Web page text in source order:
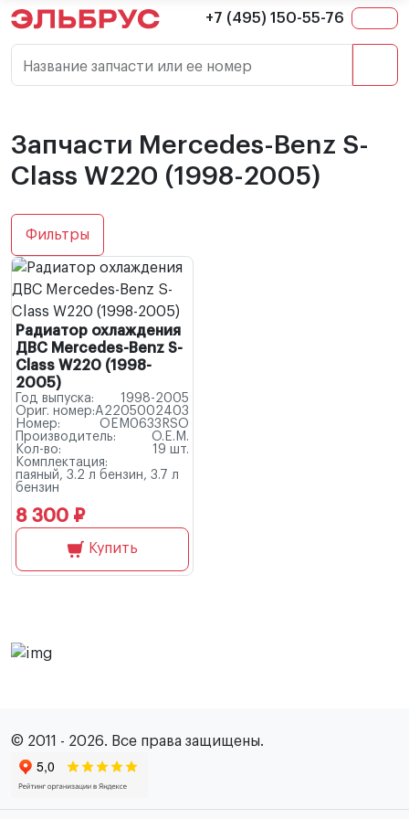
+7 (495) 150-55-76
Название запчасти или ее номер
Запчасти Mercedes-Benz S-
Class W220 (1998-2005)
Фильтры
Радиатор охлаждения
ДВС Mercedes-Benz S-
Class W220 (1998-
2005)
Год выпуска:
1998-2005
Ориг. номер:A2205002403
Номер:
OEM0633RSO
Производитель:
O.E.M.
Кол-во:
19 шт.
Комплектация:
паяный, 3.2 л бензин, 3.7 л
бензин
8 300 ₽
Купить
© 2011 - 2026. Все права защищены.